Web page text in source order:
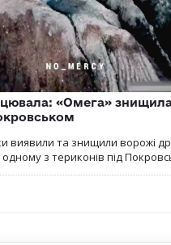
«Омега»
виявили та знищили ворожі
одному з териконів під